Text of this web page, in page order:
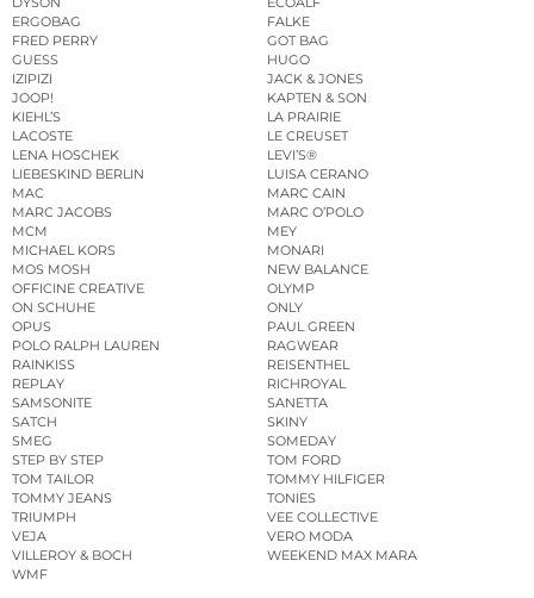
ERGOBAG
FALKE
FRED PERRY
GOT BAG
GUESS
HUGO
IZIPIZI
JACK & JONES
JOOP!
KAPTEN & SON
KIEHL’S
LA PRAIRIE
LACOSTE
LE CREUSET
LENA HOSCHEK
LEVI’S®
LIEBESKIND BERLIN
LUISA CERANO
MAC
MARC CAIN
MARC JACOBS
MARC O’POLO
MCM
MEY
MICHAEL KORS
MONARI
MOS MOSH
NEW BALANCE
OFFICINE CREATIVE
OLYMP
ON SCHUHE
ONLY
OPUS
PAUL GREEN
POLO RALPH LAUREN
RAGWEAR
RAINKISS
REISENTHEL
REPLAY
RICHROYAL
SAMSONITE
SANETTA
SATCH
SKINY
SMEG
SOMEDAY
STEP BY STEP
TOM FORD
TOM TAILOR
TOMMY HILFIGER
TOMMY JEANS
TONIES
TRIUMPH
VEE COLLECTIVE
VEJA
VERO MODA
VILLEROY & BOCH
WEEKEND MAX MARA
WMF